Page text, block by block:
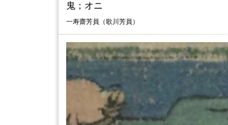
鬼；オニ
一寿齋芳員（歌川芳員）